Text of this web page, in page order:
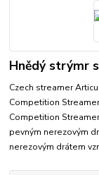
Hnědý strýmr
Czech streamer
Competition
Competition
pevným nerezovým
nerezovým drátem